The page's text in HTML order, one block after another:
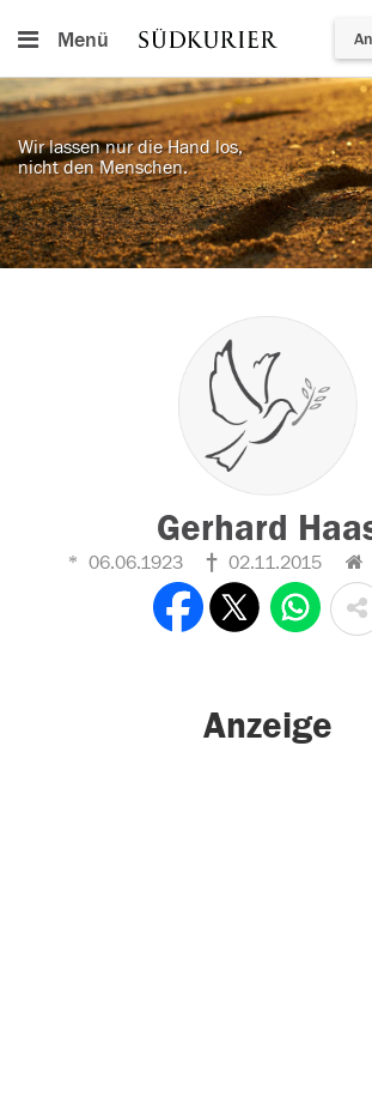
Menü
Wir lassen nur die Hand los,
nicht den Menschen.
Gerhard
06.06.1923 02.11.2015
Anzeige